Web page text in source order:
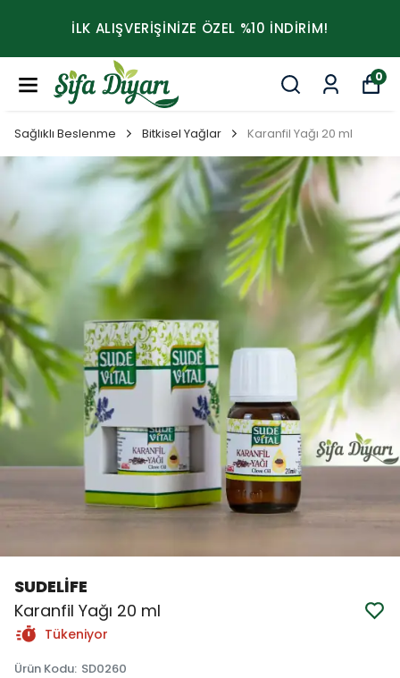
İLK ALIŞVERİŞİNİZE ÖZEL %10 İNDİRİM!
0
Sağlıklı Beslenme Bitkisel Yağlar Karanfil Yağı 20 ml
SUDELİFE
Karanfil Yağı 20 ml
Tükeniyor
Ürün Kodu: SD0260